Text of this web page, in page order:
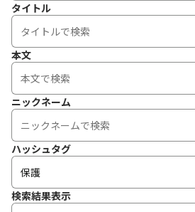
タイトル
本文
ニックネーム
ハッシュタグ
検索結果表示